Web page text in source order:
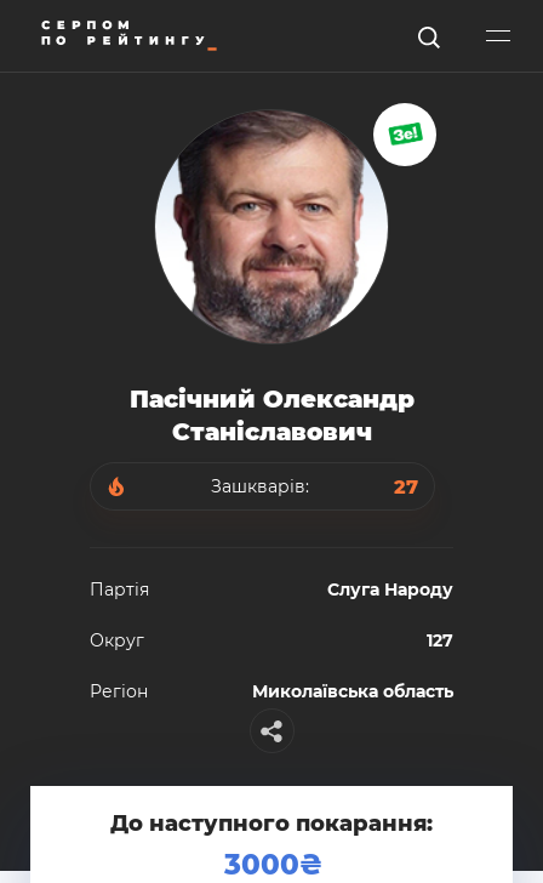
Пасічний Олександр
Станіславович
Зашкварів: 27
Партiя Слуга Народу
Округ 127
Регiон Миколаївська область
До наступного покарання:
3000